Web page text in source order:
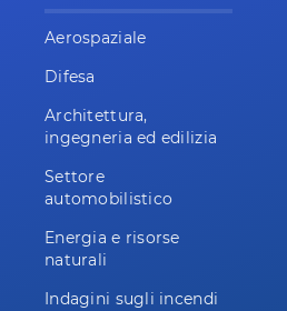
Aerospaziale
Difesa
Architettura,
ingegneria ed edilizia
Settore
automobilistico
Energia e risorse
naturali
Indagini sugli incendi